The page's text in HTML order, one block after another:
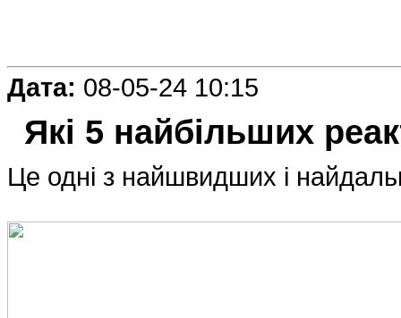
Дата: 08-05-24 10:15
Які 5 найбільших
Це одні з найшвидших і